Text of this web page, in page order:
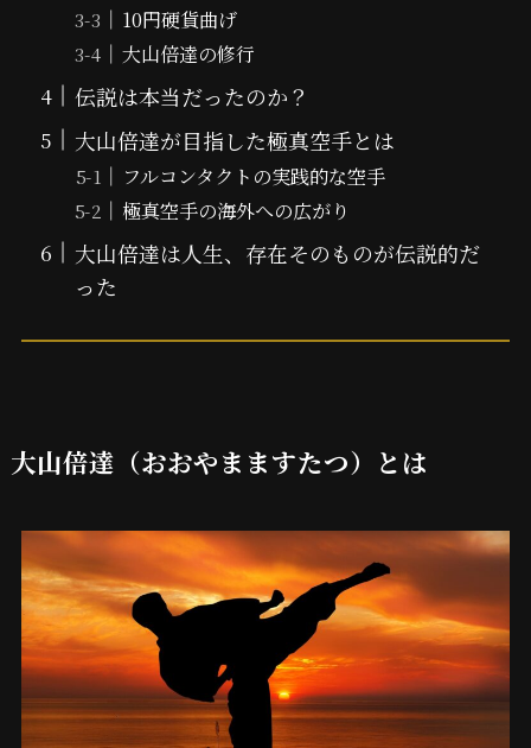
10円硬貨曲げ
大山倍達の修行
伝説は本当だったのか？
大山倍達が目指した極真空手とは
フルコンタクトの実践的な空手
極真空手の海外への広がり
大山倍達は人生、存在そのものが伝説的だ
った
大山倍達（おおやまますたつ）とは